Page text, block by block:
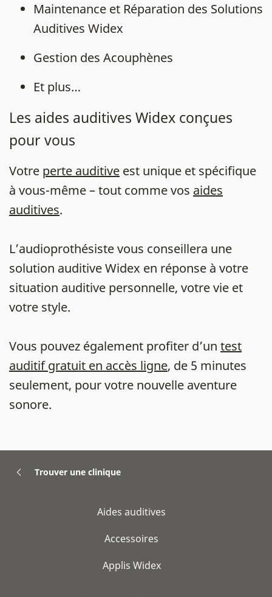
Maintenance et Réparation des Solutions
Auditives Widex
Gestion des Acouphènes
Et plus…
Les aides auditives Widex conçues
pour vous
Votre perte auditive est unique et spécifique
à vous-même – tout comme vos aides
auditives.
L’audioprothésiste vous conseillera une
solution auditive Widex en réponse à votre
situation auditive personnelle, votre vie et
votre style.
Vous pouvez également profiter d’un test
auditif gratuit en accès ligne, de 5 minutes
seulement, pour votre nouvelle aventure
sonore.
Trouver une clinique
Aides auditives
Accessoires
Applis Widex